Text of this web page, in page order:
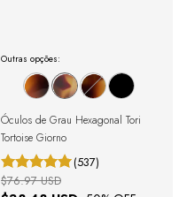
Outras opções:
Óculos de Grau Hexagonal Tori
Tortoise Giorno
(537)
$76.97 USD